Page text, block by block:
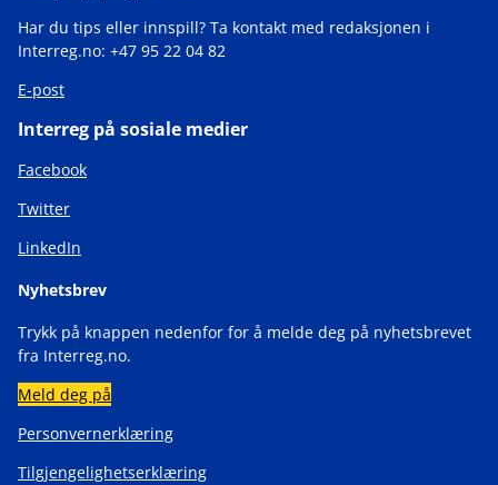
Har du tips eller innspill? Ta kontakt med redaksjonen i
Interreg.no: +47 95 22 04 82
E-post
Interreg på sosiale medier
Facebook
Twitter
LinkedIn
Nyhetsbrev
Trykk på knappen nedenfor for å melde deg på nyhetsbrevet
fra Interreg.no.
Meld deg på
Personvernerklæring
Tilgjengelighetserklæring